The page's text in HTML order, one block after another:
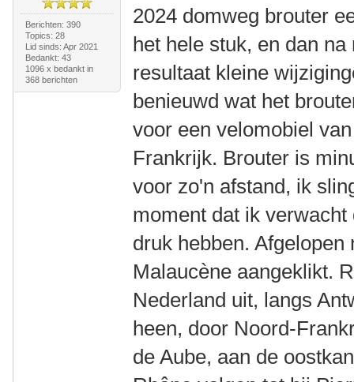
Berichten: 390
Topics: 28
Lid sinds: Apr 2021
Bedankt: 43
1096 x bedankt in
368 berichten
2024 domweg brouter
het hele stuk, en dan
resultaat kleine
benieuwd wat het
voor een velomobiel
Frankrijk. Brouter is
voor zo'n afstand, ik
moment dat ik
druk hebben.
Malaucène aangeklikt.
Nederland uit, langs
heen, door Noord-
de Aube, aan de